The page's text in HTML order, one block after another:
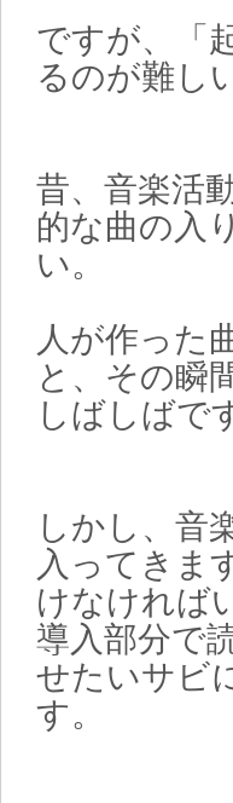
ですが、「
るのが難し
昔、音楽活
的な曲の入
い。
人が作った
と、その瞬
しばしばで
しかし、音
入ってきま
けなければ
導入部分で
せたいサビ
す。